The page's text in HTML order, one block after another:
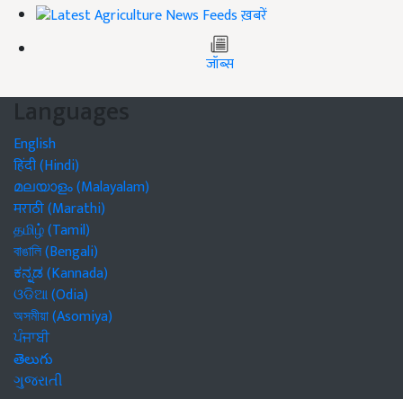
ख़बरें
जॉब्स
Languages
English
हिंदी (Hindi)
മലയാളം (Malayalam)
मराठी (Marathi)
தமிழ் (Tamil)
বাঙালি (Bengali)
ಕನ್ನಡ (Kannada)
ଓଡିଆ (Odia)
অসমীয়া (Asomiya)
ਪੰਜਾਬੀ
తెలుగు
ગુજરાતી